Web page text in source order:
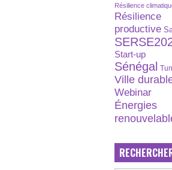
Résilience
Résilience
productive
Start-up
Sénégal
Ville
Webinar
Énergies